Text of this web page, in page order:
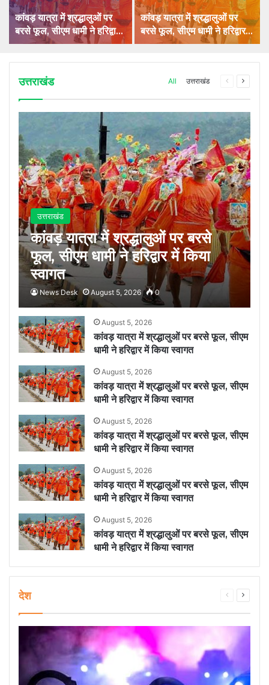
कांवड़ यात्रा में श्रद्धालुओं पर
बरसे फूल, सीएम धामी ने हरिद्वार
में किया स्वागत
कांवड़ यात्रा में श्रद्धालुओं पर
बरसे फूल, सीएम धामी ने हरिद्वार में
किया स्वागत
उत्तराखंड All उत्तराखंड
Previous
Next
उत्तराखंड
कांवड़ यात्रा में श्रद्धालुओं पर बरसे
फूल, सीएम धामी ने हरिद्वार में किया
स्वागत
News Desk August 5, 2026 0
August 5, 2026
कांवड़ यात्रा में श्रद्धालुओं पर बरसे फूल, सीएम
धामी ने हरिद्वार में किया स्वागत
August 5, 2026
कांवड़ यात्रा में श्रद्धालुओं पर बरसे फूल, सीएम
धामी ने हरिद्वार में किया स्वागत
August 5, 2026
कांवड़ यात्रा में श्रद्धालुओं पर बरसे फूल, सीएम
धामी ने हरिद्वार में किया स्वागत
August 5, 2026
कांवड़ यात्रा में श्रद्धालुओं पर बरसे फूल, सीएम
धामी ने हरिद्वार में किया स्वागत
August 5, 2026
कांवड़ यात्रा में श्रद्धालुओं पर बरसे फूल, सीएम
धामी ने हरिद्वार में किया स्वागत
देश
Previous
Next